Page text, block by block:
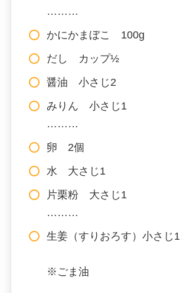
………
かにかまぼこ 100g
だし カップ½
醤油 小さじ2
みりん 小さじ1
………
卵 2個
水 大さじ1
片栗粉 大さじ1
………
生姜（すりおろす）小さじ1
※ごま油